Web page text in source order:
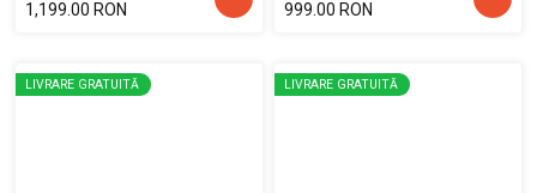
1,199.00 RON
999.00 RON
LIVRARE GRATUITĂ LIVRARE GRATUITĂ